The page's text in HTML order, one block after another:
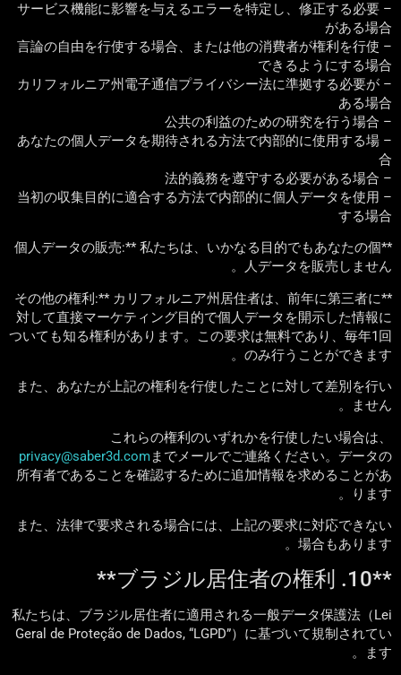
– サービス機能に影響を与えるエラーを特定し、修正する必要
がある場合
– 言論の自由を行使する場合、または他の消費者が権利を行使
できるようにする場合
– カリフォルニア州電子通信プライバシー法に準拠する必要が
ある場合
– 公共の利益のための研究を行う場合
– あなたの個人データを期待される方法で内部的に使用する場
合
– 法的義務を遵守する必要がある場合
– 当初の収集目的に適合する方法で内部的に個人データを使用
する場合
**個人データの販売:** 私たちは、いかなる目的でもあなたの個
人データを販売しません。
**その他の権利:** カリフォルニア州居住者は、前年に第三者に
対して直接マーケティング目的で個人データを開示した情報に
ついても知る権利があります。この要求は無料であり、毎年1回
のみ行うことができます。
また、あなたが上記の権利を行使したことに対して差別を行い
ません。
これらの権利のいずれかを行使したい場合は、
privacy@saber3d.comまでメールでご連絡ください。データの
所有者であることを確認するために追加情報を求めることがあ
ります。
また、法律で要求される場合には、上記の要求に対応できない
場合もあります。
**10. ブラジル居住者の権利**
私たちは、ブラジル居住者に適用される一般データ保護法（Lei
Geral de Proteção de Dados, “LGPD”）に基づいて規制されてい
ます。